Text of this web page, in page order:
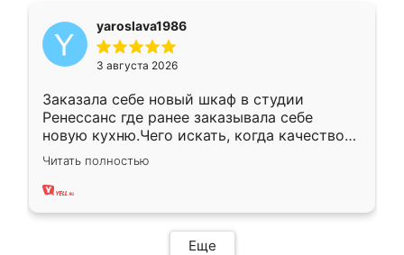
yaroslava1986
3 августа 2026
Заказала себе новый шкаф в студии
Ренессанс где ранее заказывала себе
новую кухню.Чего искать, когда качеством
вполне довольна. Служит кухня уже почти
два года, нареканий нет.
Читать полностью
Еще